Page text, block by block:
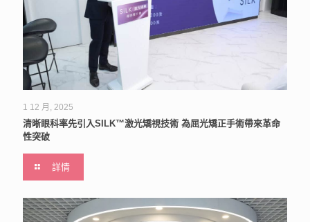
1 12 月, 2025
清晰眼科率先引入SILK™激光矯視技術 為屈光矯正手術帶來革命
性突破
詳情